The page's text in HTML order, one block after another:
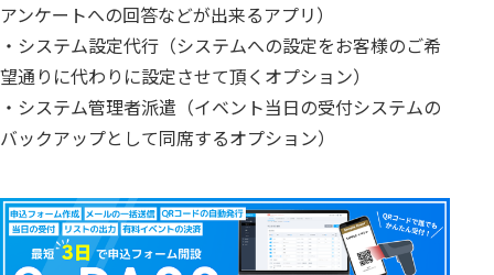
アンケートへの回答などが出来るアプリ）
・システム設定代行（システムへの設定をお客様のご希
望通りに代わりに設定させて頂くオプション）
・システム管理者派遣（イベント当日の受付システムの
バックアップとして同席するオプション）